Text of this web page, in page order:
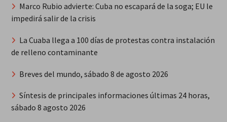
Marco Rubio advierte: Cuba no escapará de la soga; EU le
impedirá salir de la crisis
La Cuaba llega a 100 días de protestas contra instalación
de relleno contaminante
Breves del mundo, sábado 8 de agosto 2026
Síntesis de principales informaciones últimas 24 horas,
sábado 8 agosto 2026